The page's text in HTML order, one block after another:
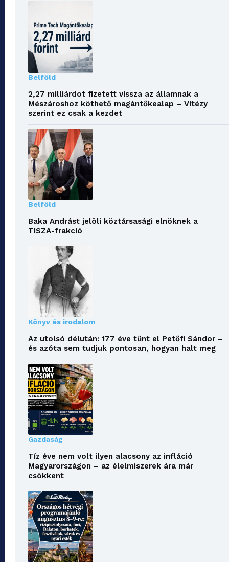
Belföld
2,27 milliárdot fizetett vissza az államnak a
Mészároshoz köthető magántőkealap – Vitézy
szerint ez csak a kezdet
Belföld
Baka Andrást jelöli köztársasági elnöknek a
TISZA-frakció
Könyv és irodalom
Az utolsó délután: 177 éve tűnt el Petőfi Sándor –
és azóta sem tudjuk pontosan, hogyan halt meg
Gazdaság
Tíz éve nem volt ilyen alacsony az infláció
Magyarországon – az élelmiszerek ára már
csökkent